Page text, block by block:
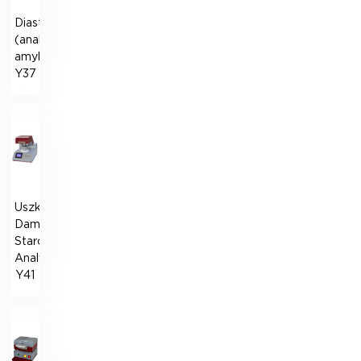
Diastograf
(analog
amylografu)
Y37
Uszkodzony
Damaged
Starch
Analyzer
Y41